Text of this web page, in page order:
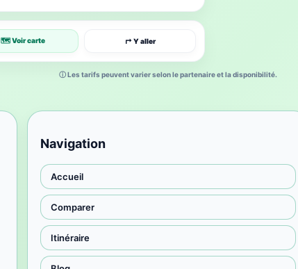
🗺 Voir carte ↱ Y aller
ⓘ Les tarifs peuvent varier selon le partenaire et la disponibilité.
Navigation
Accueil
Comparer
Itinéraire